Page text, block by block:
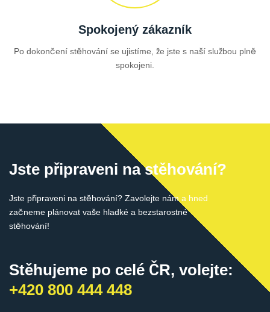
Spokojený zákazník
Po dokončení stěhování se ujistíme, že jste s naší službou plně
spokojeni.
Jste připraveni na stěhování?
Jste připraveni na stěhování? Zavolejte nám a hned
začneme plánovat vaše hladké a bezstarostné
stěhování!
Stěhujeme po celé ČR, volejte:
+420 800 444 448